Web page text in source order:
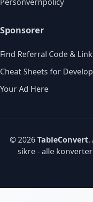
Sponsorer
Find Referral Code & Link
Cheat Sheets for
Your Ad Here
© 2026TableConvert.
sikre - alle